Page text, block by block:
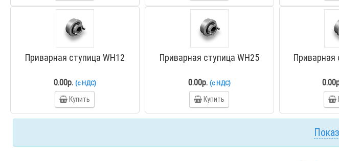
Приварная ступица WH12
0.00р. (с НДС)
Купить
Приварная ступица WH25
0.00р. (с НДС)
Купить
Приварная